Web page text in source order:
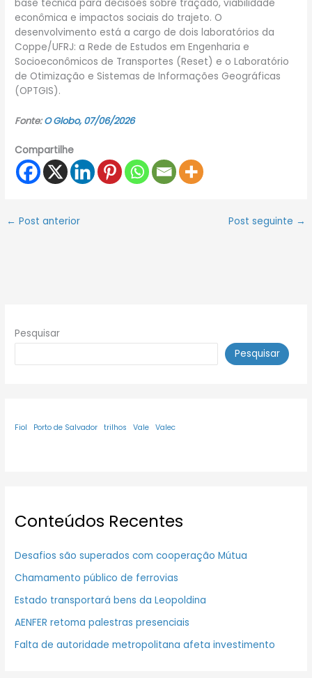
base técnica para decisões sobre traçado, viabilidade
econômica e impactos sociais do trajeto. O
desenvolvimento está a cargo de dois laboratórios da
Coppe/UFRJ: a Rede de Estudos em Engenharia e
Socioeconômicos de Transportes (Reset) e o Laboratório
de Otimização e Sistemas de Informações Geográficas
(OPTGIS).
Fonte:O Globo, 07/06/2026
Compartilhe
← Post anterior Post seguinte →
Pesquisar
Pesquisar
Fiol Porto de Salvador trilhos Vale Valec
Conteúdos Recentes
Desafios são superados com cooperação Mútua
Chamamento público de ferrovias
Estado transportará bens da Leopoldina
AENFER retoma palestras presenciais
Falta de autoridade metropolitana afeta investimento